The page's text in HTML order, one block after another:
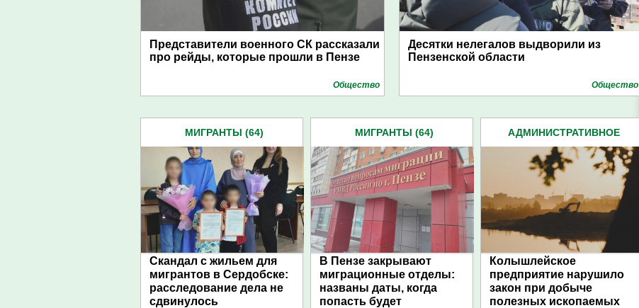
Представители военного СК рассказали
про рейды, которые прошли в Пензе
Общество
Десятки нелегалов выдворили из
Пензенской области
Общество
МИГРАНТЫ (64)
Скандал с жильем для
мигрантов в Сердобске:
расследование дела не
сдвинулось
МИГРАНТЫ (64)
В Пензе закрывают
миграционные отделы:
названы даты, когда
попасть будет
АДМИНИСТРАТИВНОЕ
Колышлейское
предприятие нарушило
закон при добыче
полезных ископаемых